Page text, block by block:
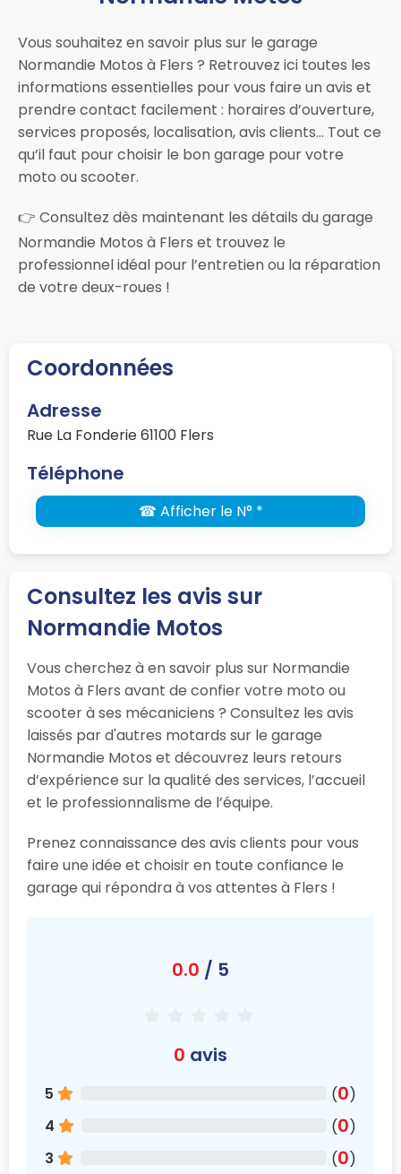
Vous souhaitez en savoir plus sur le garage
Normandie Motos à Flers ? Retrouvez ici toutes les
informations essentielles pour vous faire un avis et
prendre contact facilement : horaires d’ouverture,
services proposés, localisation, avis clients… Tout ce
qu’il faut pour choisir le bon garage pour votre
moto ou scooter.
👉 Consultez dès maintenant les détails du garage
Normandie Motos à Flers et trouvez le
professionnel idéal pour l’entretien ou la réparation
de votre deux-roues !
Coordonnées
Adresse
Rue La Fonderie 61100 Flers
Téléphone
☎ Afficher le N° *
Consultez les avis sur
Normandie Motos
Vous cherchez à en savoir plus sur Normandie
Motos à Flers avant de confier votre moto ou
scooter à ses mécaniciens ? Consultez les avis
laissés par d'autres motards sur le garage
Normandie Motos et découvrez leurs retours
d’expérience sur la qualité des services, l’accueil
et le professionnalisme de l’équipe.
Prenez connaissance des avis clients pour vous
faire une idée et choisir en toute confiance le
garage qui répondra à vos attentes à Flers !
0.0 / 5
0 avis
5 (0)
4
(0)
3
(0)